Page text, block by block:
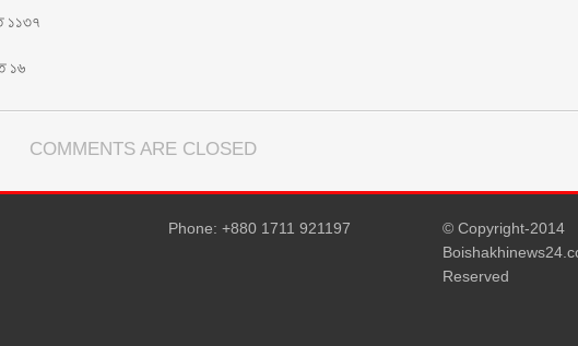
১১৩৭
১৬
COMMENTS ARE CLOSED
Phone: +880 1711 921197
© Copyright-2014
Reserved